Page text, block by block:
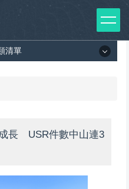
清單
長 USR件數中山連3